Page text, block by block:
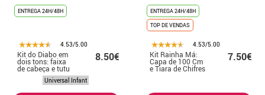
ENTREGA 24H/48H
4.53/5.00
Kit do Diabo em
dois tons: faixa
de cabeça e tutu
8.50€
Universal Infant
ENTREGA 24H/48H
TOP DE VENDAS
4.53/5.00
Kit Rainha Má:
Capa de 100 Cm
e Tiara de Chifres
7.50€